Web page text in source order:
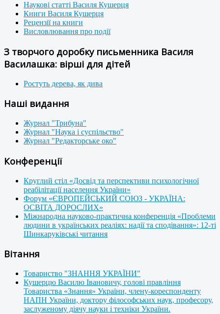
Наукові статті Василя Кушерця
Книги Василя Кушерця
Рецензії на книги
Висловлювання про події
З творчого доробку письменника Василя
Василашка: вірші для дітей
Ростуть дерева, як дива
Наші видання
Журнал "Трибуна"
Журнал "Наука і суспільство"
Журнал "Редакторське око"
Конференції
Круглий стіл «Досвід та перспективи психологічної
реабілітації населення України»
Форум «ЄВРОПЕЙСЬКИЙ СОЮЗ - УКРАЇНА:
ОСВІТА ДОРОСЛИХ»
Міжнародна науково-практична конференція «Проблеми
людини в українських реаліях: надії та сподівання»: 12-ті
Шинкаруківські читання
Вітання
Товариство "ЗНАННЯ УКРАЇНИ"
Кушерцю Василю Івановичу, голові правління
Товариства «Знання» України, члену-кореспонденту
НАПН України, доктору філософських наук, професору,
заслуженому діячу науки і техніки України.